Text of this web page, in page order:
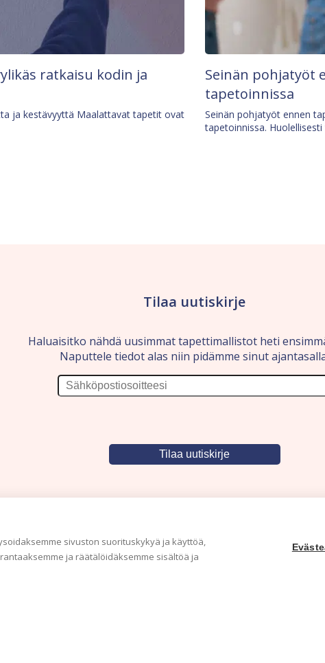
sivuston suorituskykyä ja käyttöä,
ja räätälöidäksemme sisältöä ja
ratkaisu kodin ja
ja kestävyyttä Maalattavat tapetit ovat
Seinän pohjatyöt
tapetoinnissa
Seinän pohjatyöt ennen
tapetoinnissa.
Tilaa uutiskirje
Haluaisitko nähdä uusimmat tapettimallistot heti
Naputtele tiedot alas niin pidämme sinut